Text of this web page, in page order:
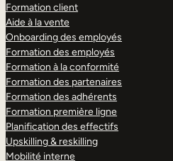
Formation client
Aide à la vente
Onboarding des employés
Formation des employés
Formation à la conformité
Formation des partenaires
Formation des adhérents
Formation première ligne
Planification des effectifs
Upskilling & reskilling
Mobilité interne